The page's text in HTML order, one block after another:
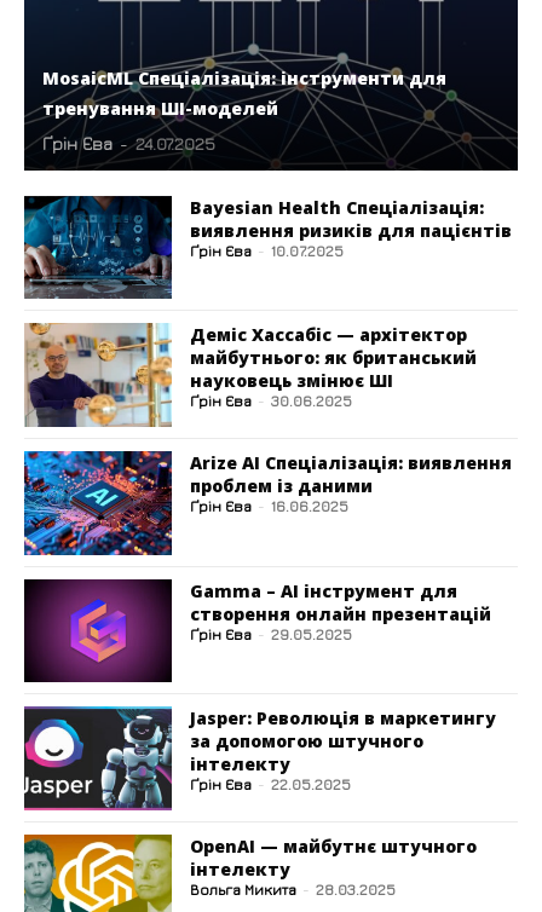
MosaicML Спеціалізація: інструменти для
тренування ШІ-моделей
Ґрін Єва - 24.07.2025
Bayesian Health Спеціалізація:
виявлення ризиків для пацієнтів
Ґрін Єва - 10.07.2025
Деміс Хассабіс — архітектор
майбутнього: як британський
науковець змінює ШІ
Ґрін Єва - 30.06.2025
Arize AI Спеціалізація: виявлення
проблем із даними
Ґрін Єва - 16.06.2025
Gamma – AI інструмент для
створення онлайн презентацій
Ґрін Єва - 29.05.2025
Jasper: Революція в маркетингу
за допомогою штучного
інтелекту
Ґрін Єва - 22.05.2025
OpenAI — майбутнє штучного
інтелекту
Вольга Микита - 28.03.2025